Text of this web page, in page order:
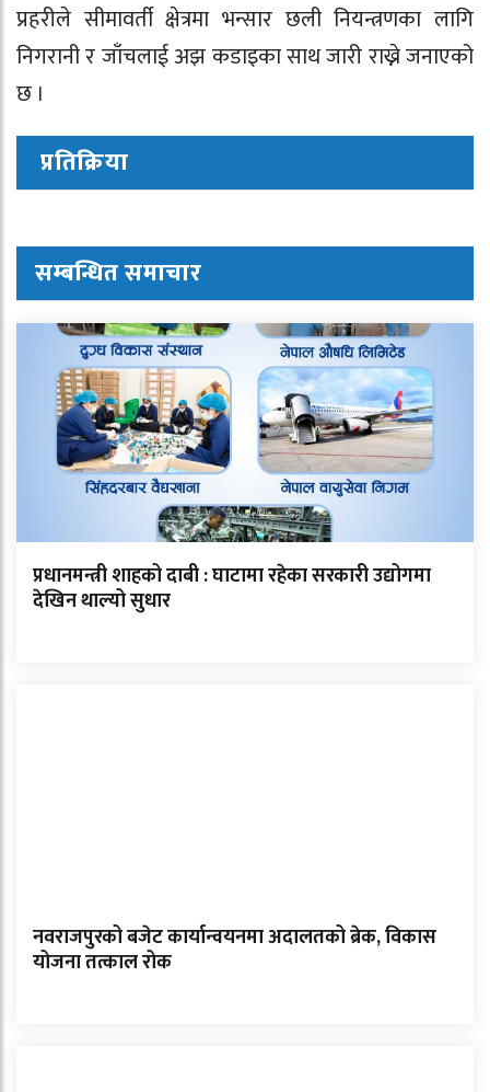
प्रहरीले सीमावर्ती क्षेत्रमा भन्सार छली नियन्त्रणका लागि
निगरानी र जाँचलाई अझ कडाइका साथ जारी राख्ने जनाएको
छ ।
प्रतिक्रिया
सम्बन्धित समाचार
प्रधानमन्त्री शाहको दाबी : घाटामा रहेका सरकारी उद्योगमा
देखिन थाल्यो सुधार
नवराजपुरको बजेट कार्यान्वयनमा अदालतको ब्रेक, विकास
योजना तत्काल रोक